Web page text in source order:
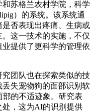
苏格兰农村学院，科学
）的系统。该系统通
否表现出疼痛、生病或
这一技术的实施，不仅
提供了更科学的管理依
团队也在探索类似的技
失宠物狗的面部识别软
的不适迹象。研究表
处，这为AI的识别提供